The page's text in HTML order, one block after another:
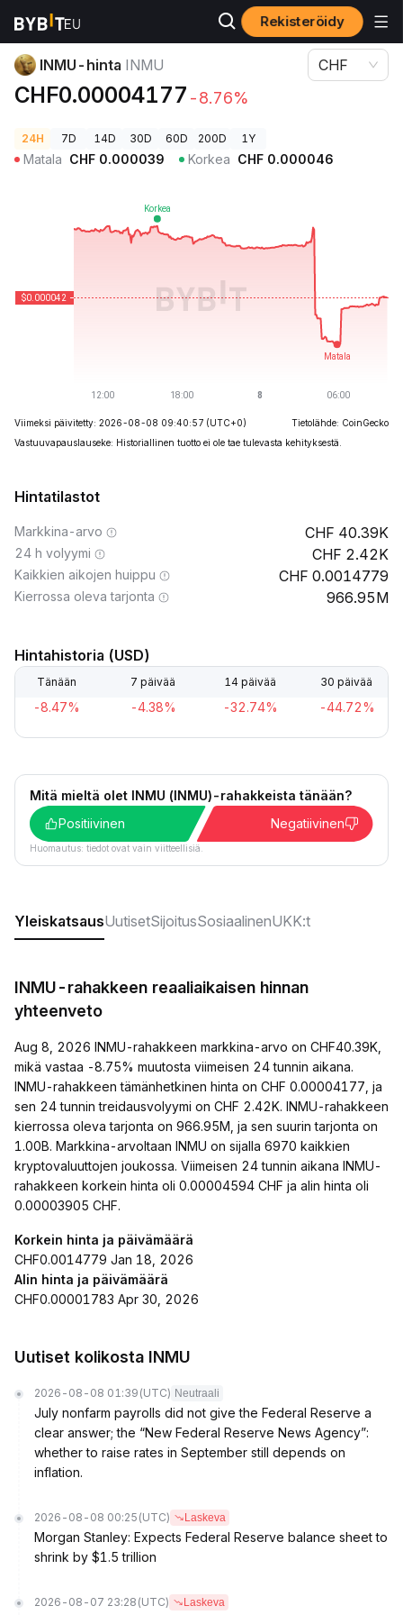
Rekisteröidy
Kryptohinnat
INMU-hinta INMU
CHF0.00004177 -8.76%
CHF
24H 7D 14D 30D 60D 200D 1Y
Matala CHF 0.000039 Korkea CHF 0.000046
Viimeksi päivitetty: 2026-08-08 09:40:57 (UTC+0)
Tietolähde: CoinGecko
Vastuuvapauslauseke: Historiallinen tuotto ei ole tae tulevasta kehityksestä.
Hintatilastot
Markkina-arvo 40.39K
24 h volyymi 2.42K
Kaikkien aikojen huippu 0.0014779
Kierrossa oleva tarjonta 966.95M
Hintahistoria (USD)
Tänään 7 päivää 14 päivää 30 päivää
-8.47% -4.38% -32.74% -44.72%
Mitä mieltä olet INMU (INMU)-rahakkeista tänään?
Positiivinen
Negatiivinen
Huomautus: tiedot ovat vain viitteellisiä.
YleiskatsausUutisetSijoitusSosiaalinenUKK:t
INMU-rahakkeen reaaliaikaisen hinnan
yhteenveto
Aug 8, 2026 INMU-rahakkeen markkina-arvo on CHF40.39K,
mikä vastaa -8.75% muutosta viimeisen 24 tunnin aikana.
INMU-rahakkeen tämänhetkinen hinta on CHF 0.00004177, ja
sen 24 tunnin treidausvolyymi on CHF 2.42K. INMU-rahakkeen
kierrossa oleva tarjonta on 966.95M, ja sen suurin tarjonta on
1.00B. Markkina-arvoltaan INMU on sijalla 6970 kaikkien
kryptovaluuttojen joukossa. Viimeisen 24 tunnin aikana INMU-
rahakkeen korkein hinta oli 0.00004594 CHF ja alin hinta oli
0.00003905 CHF.
Korkein hinta ja päivämäärä
CHF0.0014779 Jan 18, 2026
Alin hinta ja päivämäärä
CHF0.00001783 Apr 30, 2026
Uutiset kolikosta INMU
2026-08-08 01:39 (UTC) Neutraali
July nonfarm payrolls did not give the Federal Reserve a
clear answer; the “New Federal Reserve News Agency”:
whether to raise rates in September still depends on
inflation.
2026-08-08 00:25 (UTC) Laskeva
Morgan Stanley: Expects Federal Reserve balance sheet to
shrink by $1.5 trillion
2026-08-07 23:28 (UTC) Laskeva